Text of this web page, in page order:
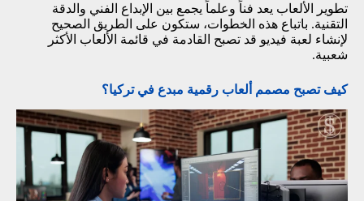
تطوير الألعاب يعد فناً وعلماً يجمع بين الإبداع الفني والدقة
التقنية. باتباع هذه الخطوات، ستكون على الطريق الصحيح
لإنشاء لعبة فيديو قد تصبح القادمة في قائمة الألعاب الأكثر
شعبية.
كيف تصبح مصمم ألعاب رقمية مبدع في تركيا؟